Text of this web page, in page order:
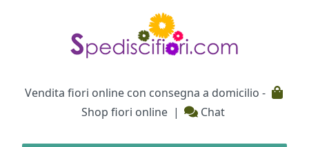
Vendita fiori online con consegna a domicilio -
Shop fiori online | Chat